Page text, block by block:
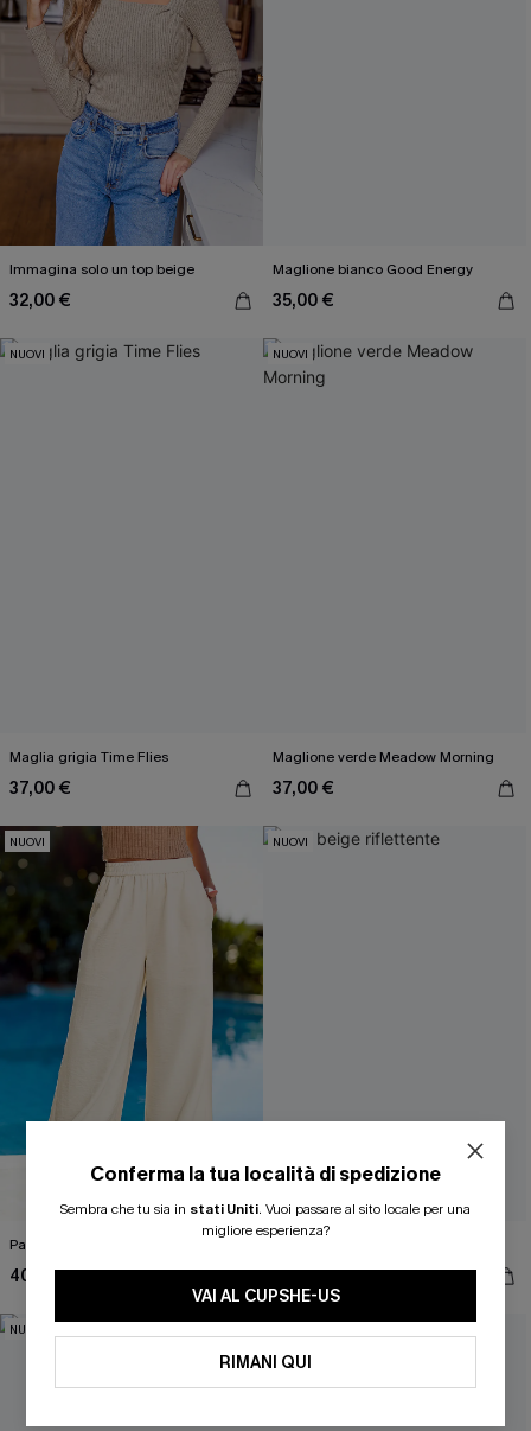
Immagina solo un top beige
32,00 €
Maglione bianco Good Energy
35,00 €
NUOVI
Maglia grigia Time Flies
37,00 €
NUOVI
Maglione verde Meadow Morning
37,00 €
NUOVI
Pantaloni color ardesia
40,00 €
NUOVI
35,00 €
NUOVI
Conferma la tua località di spedizione
Sembra che tu sia in stati Uniti. Vuoi passare al sito locale per una
migliore esperienza?
VAI AL CUPSHE-US
RIMANI QUI
ISCRIVITI PER OTTENERE
20% DI SCONTO SU 2 O PIÙ ARTICOLI